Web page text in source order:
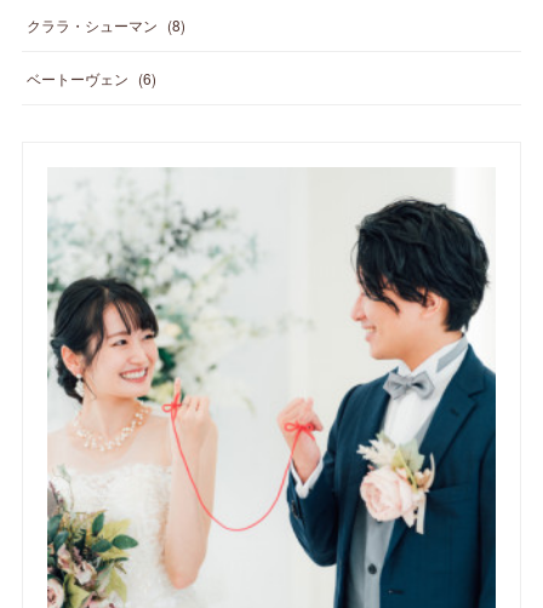
クララ・シューマン (8)
ベートーヴェン (6)